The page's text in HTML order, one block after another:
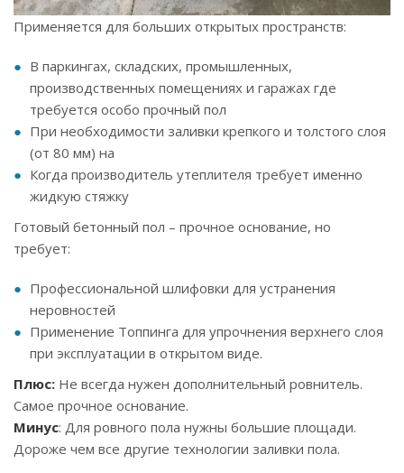
Применяется для больших открытых пространств:
В паркингах, складских, промышленных,
производственных помещениях и гаражах где
требуется особо прочный пол
При необходимости заливки крепкого и толстого слоя
(от 80 мм) на
Когда производитель утеплителя требует именно
жидкую стяжку
Готовый бетонный пол – прочное основание, но
требует:
Профессиональной шлифовки для устранения
неровностей
Применение Топпинга для упрочнения верхнего слоя
при эксплуатации в открытом виде.
Плюс: Не всегда нужен дополнительный ровнитель.
Самое прочное основание.
Минус: Для ровного пола нужны большие площади.
Дороже чем все другие технологии заливки пола.